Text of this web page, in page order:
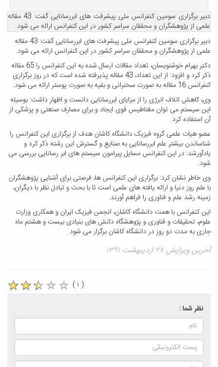
دبیر برگزاری سومین کنفرانس ملی پیشرفت های ابررسانایی گفت: 43 مقاله
علمی از پژوهشگران و محققان سراسر کشور در این کنفرانس ارائه می شود.
دبیر برگزاری سومین کنفرانس ملی پیشرفت های ابررسانایی گفت: 43 مقاله
علمی از پژوهشگران و محققان سراسر کشور در این کنفرانس ارائه می شود.
دکتر بهرام خوشنویسان، تعداد مقالات ارسال شده به این کنفرانس را 65 مقاله
ذکر کرد و افزود: از این تعداد، 43 مقاله پذیرفته شده است که در روز برگزاری
کنفرانس 16 مقاله به صورت سخنرانی و بقیه به صورت پوستر ارائه می شود.
وی، کاهش اتلاف انرژی را از مزایای ابررسانایی دانست و اظهار داشت: بوسیله
این سیستم می توان مغناطیس قوی ایجاد و برای مصارف صنعتی و پزشکی از
آن استفاده کرد.
عضو هیات علمی گروه فیزیک دانشگاه کاشان هدف از برگزاری این کنفرانس را
شناساندن بیشتر علم ابررسانایی به صنایع و گسترش این رشته ذکر کرد و
یادآورشد: در این کنفرانس مسایل پیرامون سیستم های ابر رسانایی بررسی می
شود.
وی خاطر نشان کرد: برگزاری این کنفرانس ها، فرصتی برای آشنایی پژوهشگران
با علم روز دنیا و ارائه یافته های علمی است تا با بحث و تبادل نظر با دیگران،
زمینه رشد علم و فناوری را فراهم آورند.
این کنفرانس با همت دانشگاه کاشان، انجمن فیزیک ایران و همکاری وزارت
علوم، تحقیقات و فناوری و پژوهشگاه دانش های بنیادی بیست و هشتم ماه
جاری به مدت دو روز در دانشگاه کاشان برگزار می شود.
آخرین ویرایش ۲۷ اردیبهشت ۱۳۹۱
( ۱ )
نظر شما :